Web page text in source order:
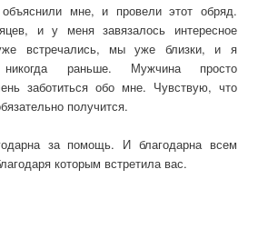
мне, и провели этот обряд.
и у меня завязалось интересное
встречались, мы уже близки, и я
раньше. Мужчина просто
заботиться обо мне. Чувствую, что
получится.
за помощь. И благодарна всем
которым встретила вас.